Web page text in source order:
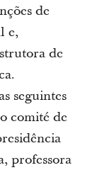
de
e,
de
seguintes
comité de
professora